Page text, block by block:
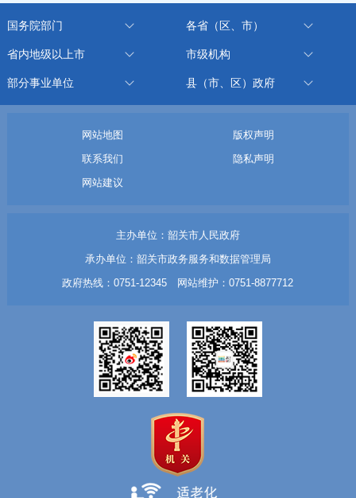
国务院部门 各省（区、市）
省内地级以上市 市级机构
部分事业单位 县（市、区）政府
网站地图
版权声明
联系我们
隐私声明
网站建议
主办单位：韶关市人民政府
承办单位：韶关市政务服务和数据管理局
政府热线：0751-12345 网站维护：0751-8877712